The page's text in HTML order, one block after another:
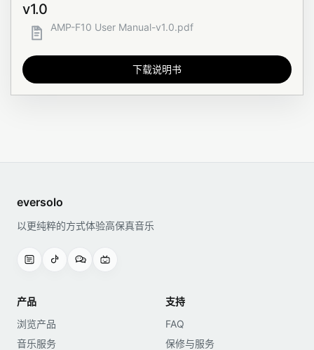
v1.0
AMP-F10 User Manual-v1.0.pdf
下载说明书
eversolo
以更纯粹的方式体验高保真音乐
产品
浏览产品
音乐服务
支持
FAQ
保修与服务